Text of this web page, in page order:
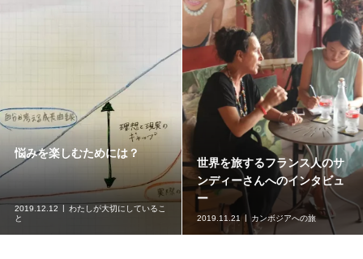
悩みを楽しむためには？
2019.12.12
わたしが大切にしているこ
と
世界を旅するフランス人のサ
ンディーさんへのインタビュ
ー
2019.11.21 カンボジアへの旅